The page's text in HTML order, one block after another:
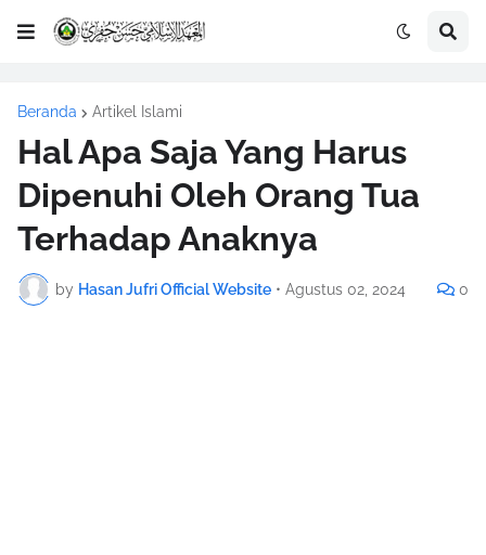
Beranda Artikel Islami
Hal Apa Saja Yang Harus
Dipenuhi Oleh Orang Tua
Terhadap Anaknya
by Hasan Jufri Official Website • Agustus 02, 2024 0